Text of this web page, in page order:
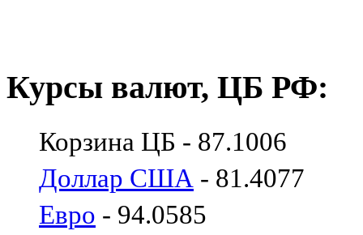
Курсы валют, ЦБ РФ:
Корзина ЦБ - 87.1006
Доллар США - 81.4077
Евро - 94.0585